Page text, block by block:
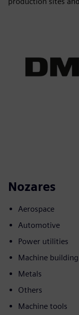
Nozares
Aerospace
Automotive
Power utilities
Machine building
Metals
Others
Machine tools